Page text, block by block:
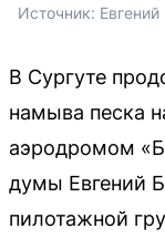
Источник:
В Сургуте
намыва песка
аэродромом
думы Евгений
пилотажной